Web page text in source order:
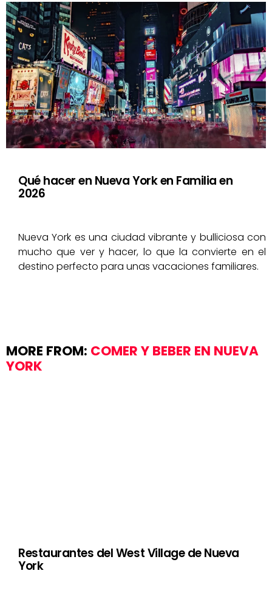
Qué hacer en Nueva York en Familia en
2026
Nueva York es una ciudad vibrante y bulliciosa con
mucho que ver y hacer, lo que la convierte en el
destino perfecto para unas vacaciones familiares.
MORE FROM: COMER Y BEBER EN NUEVA
YORK
Restaurantes del West Village de Nueva
York